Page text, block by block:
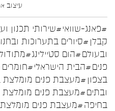
עיצוב
#פאנג-שוואי#שירותי תכנון
קבלן #סיורים בתערוכות
ובעולם#הום סטיילינג
פנים#הבית הישראלי
בצפון #מעצבת פנים מומלצת
ובתים#מעצבת פנים מומלצת
בחיפה#מעצבת פנים